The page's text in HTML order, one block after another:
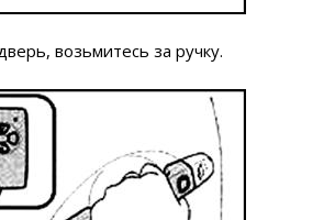
возьмитесь за ручку.